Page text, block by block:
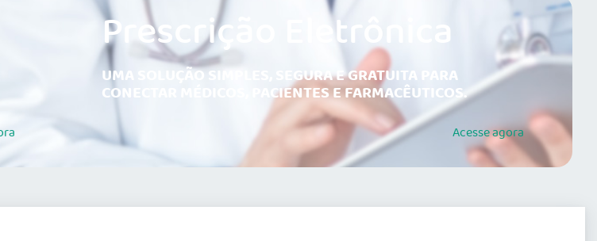
Prescrição Eletrônica
UMA SOLUÇÃO SIMPLES, SEGURA E GRATUITA PARA
CONECTAR MÉDICOS, PACIENTES E FARMACÊUTICOS.
Acesseagora